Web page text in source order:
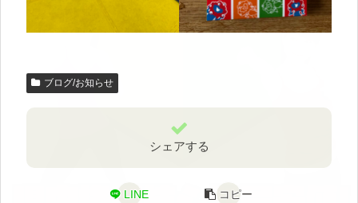
ブログ/お知らせ
シェアする
LINE コピー